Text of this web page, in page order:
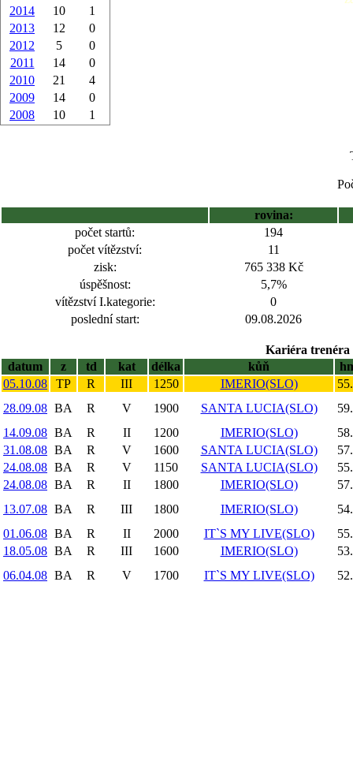
2014
10
1
2013
12
0
2012
5
0
2011
14
0
2010
21
4
2009
14
0
2008
10 1
rovina:
počet startů:
194
počet vítězství:
11
zisk:
765 338 Kč
úspěšnost:
5,7%
vítězství I.kategorie:
0
poslední start:
09.08.2026
Kariéra trenéra
datum
z td kat délka kůň
05.10.08
TP R III 1250 IMERIO(SLO)
28.09.08 BA R V 1900 SANTA LUCIA(SLO)
14.09.08 BA R II 1200 IMERIO(SLO)
31.08.08 BA R V 1600 SANTA LUCIA(SLO)
24.08.08 BA R V 1150 SANTA LUCIA(SLO)
24.08.08 BA R II 1800 IMERIO(SLO)
13.07.08 BA R III 1800 IMERIO(SLO)
01.06.08 BA R II 2000 IT`S MY LIVE(SLO)
18.05.08 BA R III 1600 IMERIO(SLO)
06.04.08 BA R V 1700 IT`S MY LIVE(SLO)